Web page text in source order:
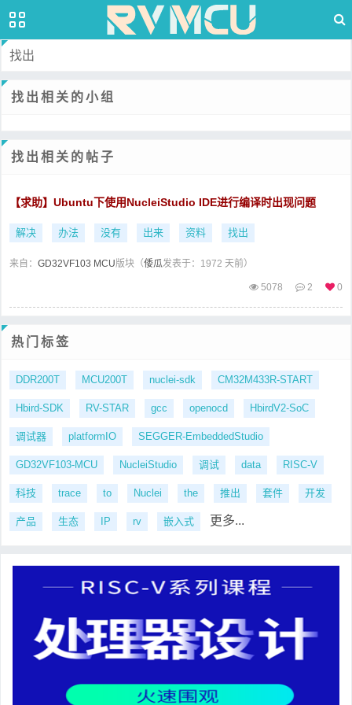
找出
找出相关的小组
找出相关的帖子
【求助】Ubuntu下使用NucleiStudio IDE进行编译时出现问题
解决 办法 没有 出来 资料 找出
来自： GD32VF103 MCU版块（倭瓜发表于：1972 天前）
5078 2 0
热门标签
DDR200T MCU200T nuclei-sdk CM32M433R-START
Hbird-SDK RV-STAR gcc openocd HbirdV2-SoC
调试器 platformIO SEGGER-EmbeddedStudio
GD32VF103-MCU NucleiStudio 调试 data RISC-V
科技 trace to Nuclei the 推出 套件 开发
产品 生态 IP rv 嵌入式 更多...